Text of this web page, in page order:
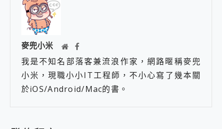
麥兜小米
我是不知名部落客兼流浪作家，網路暱稱麥兜
小米，現職小小IT工程師，不小心寫了幾本關
於iOS/Android/Mac的書。